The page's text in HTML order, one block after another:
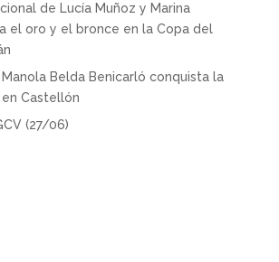
de Lucía Muñoz y Marina
el oro y el bronce en la Copa del
Belda Benicarló conquista la
Castellón
(27/06)